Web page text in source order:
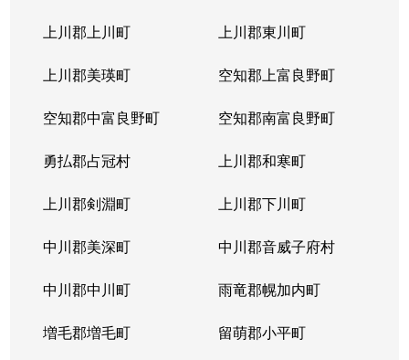
上川郡上川町 上川郡東川町
上川郡美瑛町 空知郡上富良野町
空知郡中富良野町 空知郡南富良野町
勇払郡占冠村 上川郡和寒町
上川郡剣淵町 上川郡下川町
中川郡美深町 中川郡音威子府村
中川郡中川町 雨竜郡幌加内町
増毛郡増毛町 留萌郡小平町